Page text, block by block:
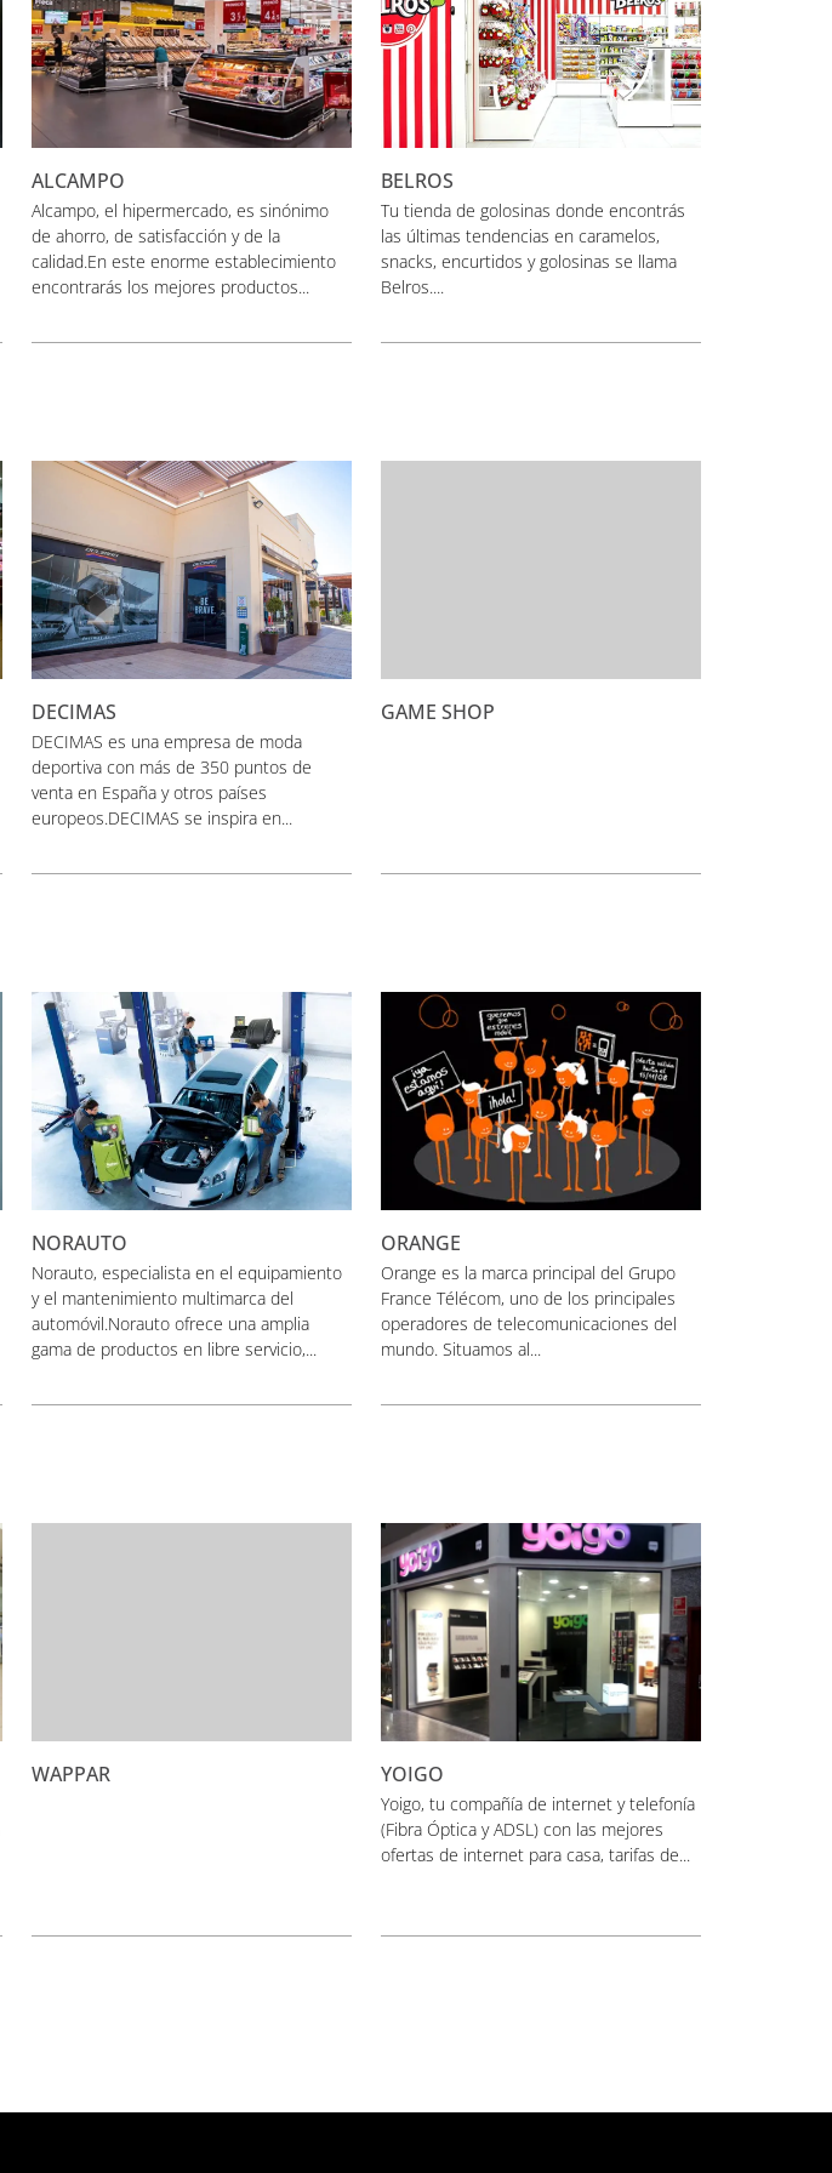
ALCAMPO
Alcampo, el hipermercado, es sinónimo
de ahorro, de satisfacción y de la
calidad.En este enorme establecimiento
encontrarás los mejores productos...
BELROS
Tu tienda de golosinas donde encontrás
las últimas tendencias en caramelos,
snacks, encurtidos y golosinas se llama
Belros....
DECIMAS
DECIMAS es una empresa de moda
deportiva con más de 350 puntos de
venta en España y otros países
europeos.DECIMAS se inspira en...
GAME SHOP
NORAUTO
Norauto, especialista en el equipamiento
y el mantenimiento multimarca del
automóvil.Norauto ofrece una amplia
gama de productos en libre servicio,...
ORANGE
Orange es la marca principal del Grupo
France Télécom, uno de los principales
operadores de telecomunicaciones del
mundo. Situamos al...
WAPPAR YOIGO
Yoigo, tu compañía de internet y telefonía
(Fibra Óptica y ADSL) con las mejores
ofertas de internet para casa, tarifas de...